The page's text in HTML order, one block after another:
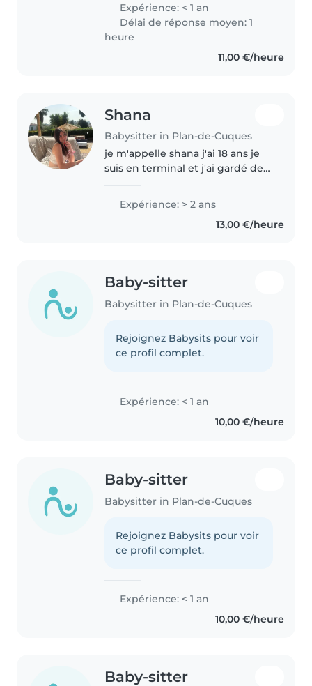
Pour me décrire en quelques
mots, je suis une personne
joyeuse,..
Expérience: < 1 an
Délai de réponse moyen: 1
heure
11,00 €/heure
Shana
Babysitter in Plan-de-Cuques
je m'appelle shana j'ai 18 ans je
suis en terminal et j'ai gardé des
deux petites sœurs et mes 4
neveux j'aime trop les enfants et
Expérience: > 2 ans
13,00 €/heure
Baby-sitter
Babysitter in Plan-de-Cuques
Rejoignez Babysits pour voir
ce profil complet.
Expérience: < 1 an
10,00 €/heure
Baby-sitter
Babysitter in Plan-de-Cuques
Rejoignez Babysits pour voir
ce profil complet.
Expérience: < 1 an
10,00 €/heure
Baby-sitter